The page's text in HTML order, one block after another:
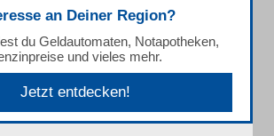
an Deiner Region?
du Geldautomaten, Notapotheken,
und vieles mehr.
Jetzt entdecken!